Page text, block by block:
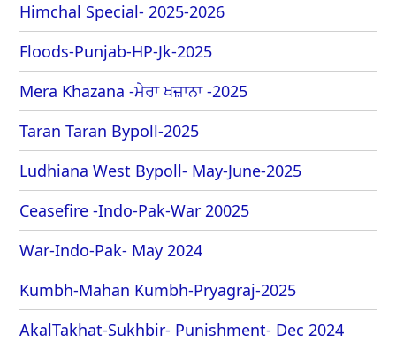
Himchal Special- 2025-2026
Floods-Punjab-HP-Jk-2025
Mera Khazana -ਮੇਰਾ ਖਜ਼ਾਨਾ -2025
Taran Taran Bypoll-2025
Ludhiana West Bypoll- May-June-2025
Ceasefire -Indo-Pak-War 20025
War-Indo-Pak- May 2024
Kumbh-Mahan Kumbh-Pryagraj-2025
AkalTakhat-Sukhbir- Punishment- Dec 2024